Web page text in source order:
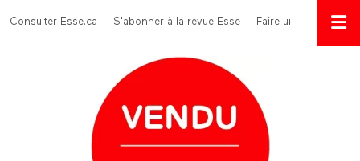
Menu Top
Consulter Esse.ca S'abonner à la revue Esse Faire un don